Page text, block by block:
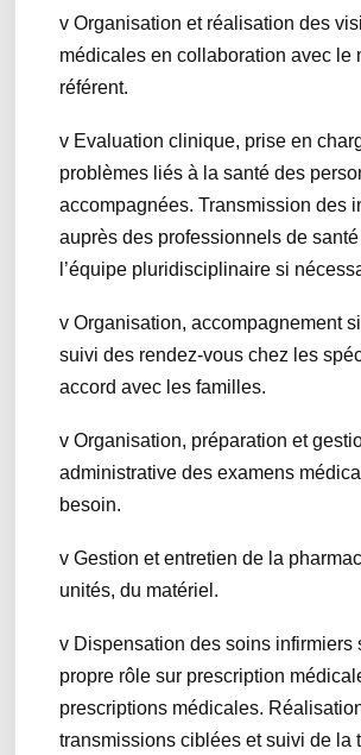
v Organisation et réalisation des
médicales en collaboration avec le
référent.
v Evaluation clinique, prise en
problèmes liés à la santé des
accompagnées. Transmission des
auprès des professionnels de
l’équipe pluridisciplinaire si
v Organisation, accompagnement
suivi des rendez-vous chez les
accord avec les familles.
v Organisation, préparation et
administrative des examens
besoin.
v Gestion et entretien de la
unités, du matériel.
v Dispensation des soins infirmiers
propre rôle sur prescription
prescriptions médicales.
transmissions ciblées et suivi de la